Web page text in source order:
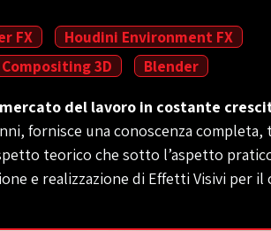
FX
Houdini Environment FX
3D
Blender
del lavoro in costante
fornisce una conoscenza completa,
teorico che sotto l’aspetto
e realizzazione di Effetti Visivi per il